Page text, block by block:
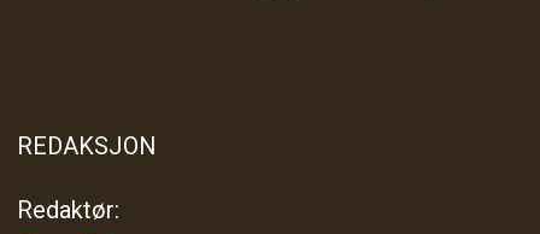
REDAKSJON
Redaktør: